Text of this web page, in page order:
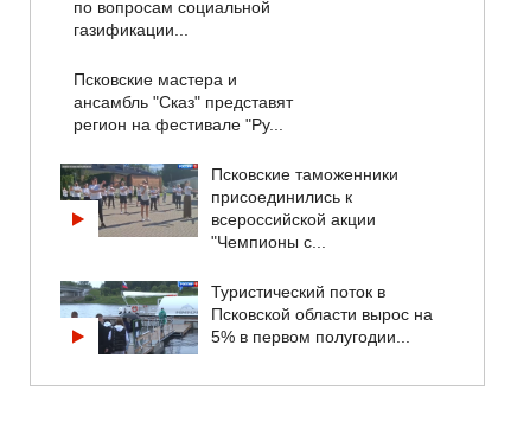
по вопросам социальной
газификации...
Псковские мастера и
ансамбль "Сказ" представят
регион на фестивале "Ру...
Псковские таможенники
присоединились к
всероссийской акции
"Чемпионы с...
Туристический поток в
Псковской области вырос на
5% в первом полугодии...